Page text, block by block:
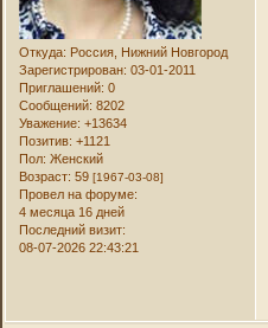
Откуда: Россия, Нижний Новгород
Зарегистрирован: 03-01-2011
Приглашений: 0
Сообщений: 8202
Уважение: +13634
Позитив: +1121
Пол: Женский
Возраст: 59[1967-03-08]
Провел на форуме:
4 месяца 16 дней
Последний визит:
08-07-2026 22:43:21